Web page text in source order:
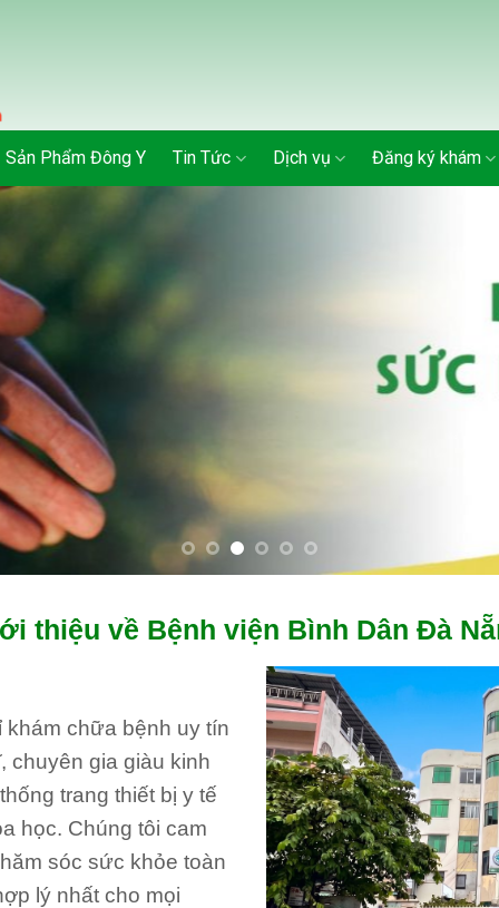
Sản Phẩm Đông Y Tin Tức Dịch vụ Đăng ký khám
thiệu về Bệnh viện Bình Dân Đà
chữa bệnh uy tín
chuyên gia giàu kinh
trang thiết bị y tế
học. Chúng tôi cam
sóc sức khỏe toàn
lý nhất cho mọi